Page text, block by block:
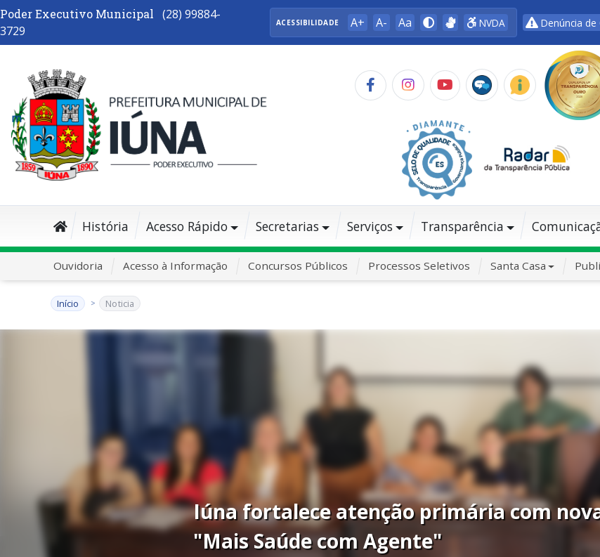
Poder Executivo Municipal
(28) 99884-
3729
ACESSIBILIDADE A+ A- Aa NVDA Denúncia de
História Acesso Rápido Secretarias Serviços Transparência
Ouvidoria Acesso à Informação Concursos Públicos Processos Seletivos Santa Casa
Início Noticia
Iúna fortalece atenção primária com
"Mais Saúde com Agente"